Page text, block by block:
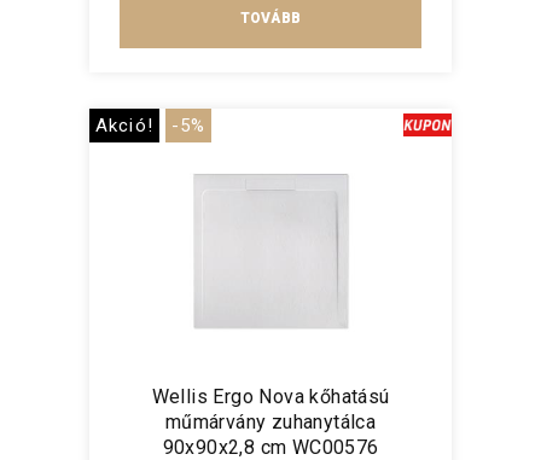
TOVÁBB
Akció! -5%
Wellis Ergo Nova kőhatású
műmárvány zuhanytálca
90x90x2,8 cm WC00576